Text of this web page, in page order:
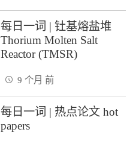
每日一词 | 钍基熔盐堆
Thorium Molten Salt
Reactor (TMSR)
9 个月 前
每日一词 | 热点论文 hot
papers